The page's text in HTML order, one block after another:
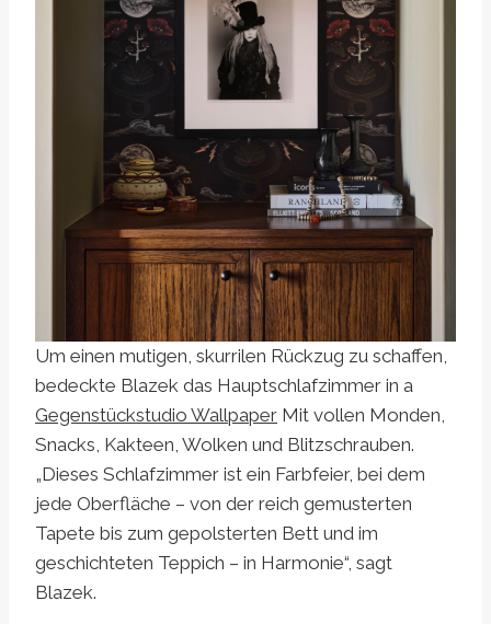
Um einen mutigen, skurrilen Rückzug zu schaffen,
bedeckte Blazek das Hauptschlafzimmer in a
Gegenstückstudio Wallpaper Mit vollen Monden,
Snacks, Kakteen, Wolken und Blitzschrauben.
„Dieses Schlafzimmer ist ein Farbfeier, bei dem
jede Oberfläche – von der reich gemusterten
Tapete bis zum gepolsterten Bett und im
geschichteten Teppich – in Harmonie“, sagt
Blazek.